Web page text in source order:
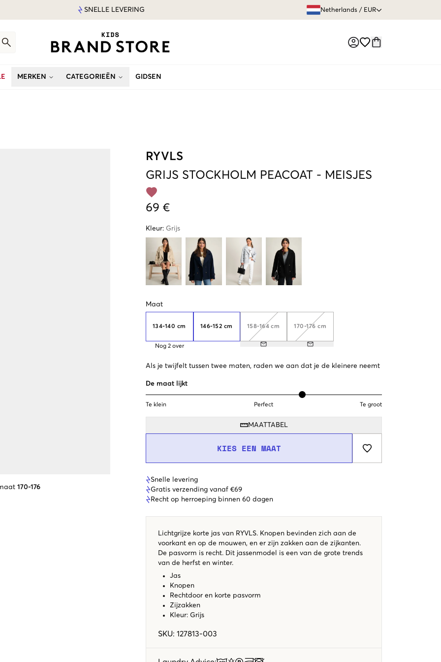
SNELLE LEVERING Netherlands / EUR
MERKEN CATEGORIEËN GIDSEN
170-176
RYVLS
GRIJS STOCKHOLM PEACOAT - MEISJES
69 €
Kleur: Grijs
Maat
134-140 cm
Nog 2 over
146-152 cm 158-164 cm 170-176 cm
Als je twijfelt tussen twee maten, raden we aan dat je de kleinere neemt
De maat lijkt
Te klein Perfect Te groot
MAATTABEL
KIES EEN MAAT
Snelle levering
Gratis verzending vanaf €69
Recht op herroeping binnen 60 dagen
Lichtgrijze korte jas van RYVLS. Knopen bevinden zich aan de
voorkant en op de mouwen, en er zijn zakken aan de zijkanten.
De pasvorm is recht. Dit jassenmodel is een van de grote trends
van de herfst en winter.
Jas
Knopen
Rechtdoor en korte pasvorm
Zijzakken
Kleur: Grijs
SKU: 127813-003